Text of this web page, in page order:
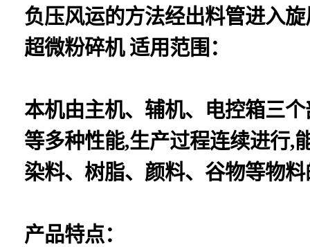
负压风运的方法经出料管进入
超微粉碎机 适用范围：
本机由主机、辅机、电控箱三
等多种性能,生产过程连续进行,
染料、树脂、颜料、谷物等物
产品特点：